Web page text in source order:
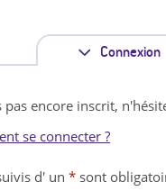
Connexion
l
pas encore inscrit,
se connecter ?
d' un * sont